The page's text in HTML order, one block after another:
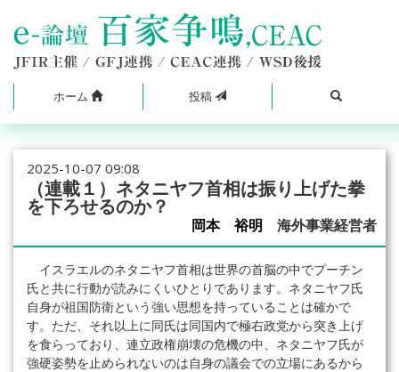
ホーム 投稿
2025-10-07 09:08
（連載１）ネタニヤフ首相は振り上げた拳
を下ろせるのか？
岡本 裕明 海外事業経営者
イスラエルのネタニヤフ首相は世界の首脳の中でプーチン
氏と共に行動が読みにくいひとりであります。ネタニヤフ氏
自身が祖国防衛という強い思想を持っていることは確かで
す。ただ、それ以上に同氏は同国内で極右政党から突き上げ
を食らっており、連立政権崩壊の危機の中、ネタニヤフ氏が
強硬姿勢を止められないのは自身の議会での立場にあるから